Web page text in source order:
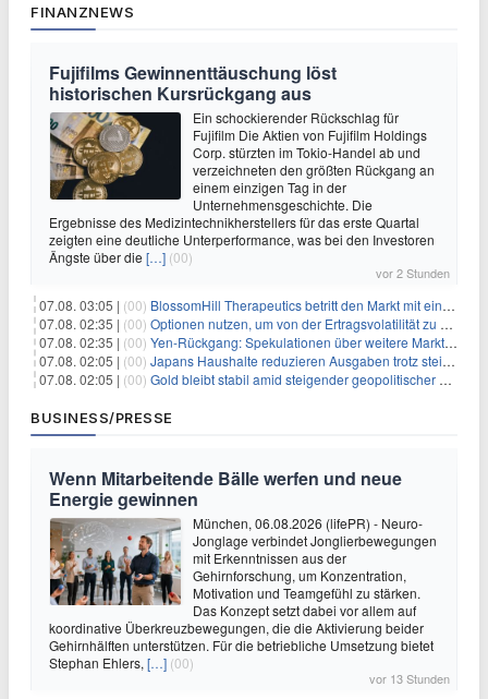
FINANZNEWS
Fujifilms Gewinnenttäuschung löst
historischen Kursrückgang aus
Ein schockierender Rückschlag für
Fujifilm Die Aktien von Fujifilm Holdings
Corp. stürzten im Tokio-Handel ab und
verzeichneten den größten Rückgang an
einem einzigen Tag in der
Unternehmensgeschichte. Die
Ergebnisse des Medizintechnikherstellers für das erste Quartal
zeigten eine deutliche Unterperformance, was bei den Investoren
Ängste über die […] (00)
vor 2 Stunden
07.08. 03:05 | (00) BlossomHill Therapeutics betritt den Markt mit einem IPO-Boost von 150 Millionen Dollar
07.08. 02:35 | (00) Optionen nutzen, um von der Ertragsvolatilität zu profitieren
07.08. 02:35 | (00) Yen-Rückgang: Spekulationen über weitere Marktinterventionen nehmen zu
07.08. 02:05 | (00) Japans Haushalte reduzieren Ausgaben trotz steigender Löhne: Ein Warnsignal für das Wachstum
07.08. 02:05 | (00) Gold bleibt stabil amid steigender geopolitischer Spannungen im Persischen Golf
BUSINESS/PRESSE
Wenn Mitarbeitende Bälle werfen und neue
Energie gewinnen
München, 06.08.2026 (lifePR) - Neuro-
Jonglage verbindet Jonglierbewegungen
mit Erkenntnissen aus der
Gehirnforschung, um Konzentration,
Motivation und Teamgefühl zu stärken.
Das Konzept setzt dabei vor allem auf
koordinative Überkreuzbewegungen, die die Aktivierung beider
Gehirnhälften unterstützen. Für die betriebliche Umsetzung bietet
Stephan Ehlers, […] (00)
vor 13 Stunden